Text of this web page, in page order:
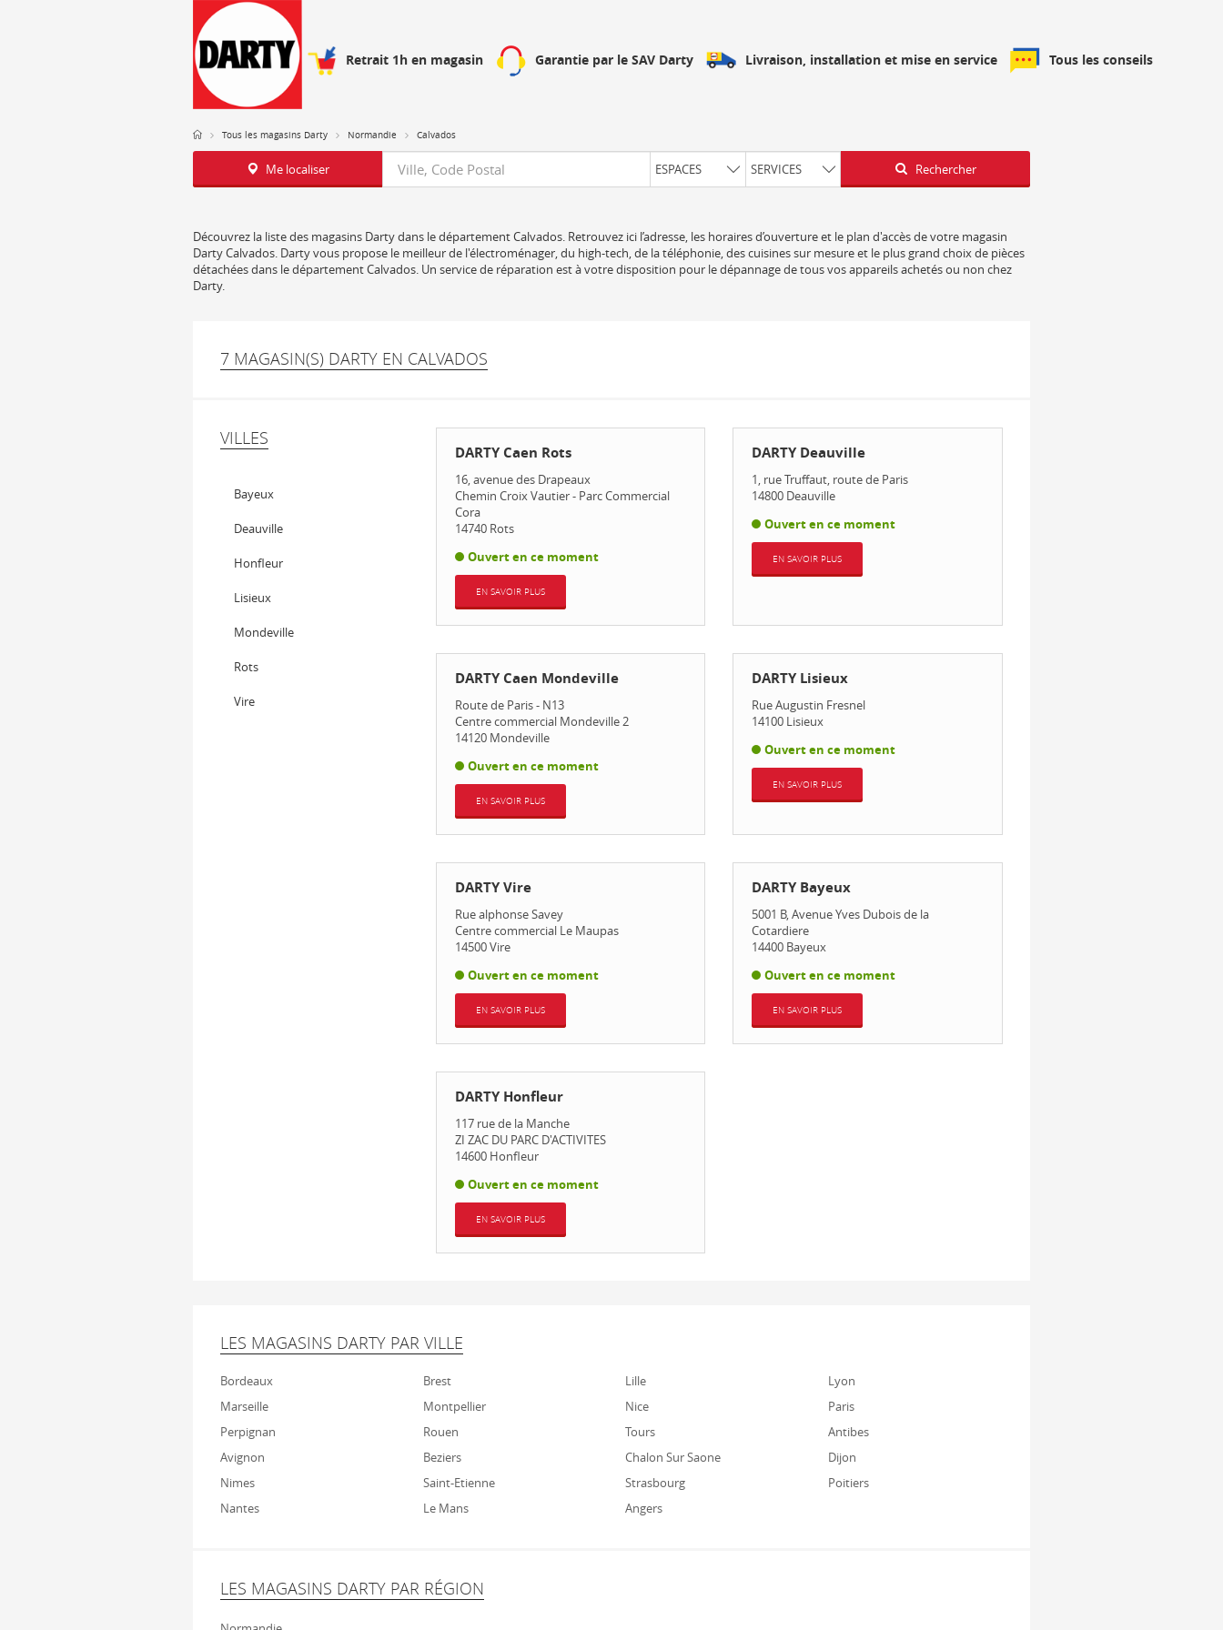
Retrait 1h en magasin Garantie par le SAV Darty Livraison, installation et mise en service Tous les conseils
Tous les magasins Darty Normandie Calvados
Me localiser Requête ESPACES SERVICES Latitude
Longitude Rechercher
Découvrez la liste des magasins Darty dans le département Calvados. Retrouvez ici l’adresse, les horaires d’ouverture et le plan d'accès de votre magasin
Darty Calvados. Darty vous propose le meilleur de l'électroménager, du high-tech, de la téléphonie, des cuisines sur mesure et le plus grand choix de pièces
détachées dans le département Calvados. Un service de réparation est à votre disposition pour le dépannage de tous vos appareils achetés ou non chez
Darty.
7 MAGASIN(S) DARTY EN CALVADOS
VILLES
Bayeux
Deauville
Honfleur
Lisieux
Mondeville
Rots
Vire
DARTY Caen Rots
16, avenue des Drapeaux
Chemin Croix Vautier - Parc Commercial
Cora
14740 Rots
Ouvert en ce moment
EN SAVOIR PLUS
DARTY Deauville
1, rue Truffaut, route de Paris
14800 Deauville
Ouvert en ce moment
EN SAVOIR PLUS
DARTY Caen Mondeville
Route de Paris - N13
Centre commercial Mondeville 2
14120 Mondeville
Ouvert en ce moment
EN SAVOIR PLUS
DARTY Lisieux
Rue Augustin Fresnel
14100 Lisieux
Ouvert en ce moment
EN SAVOIR PLUS
DARTY Vire
Rue alphonse Savey
Centre commercial Le Maupas
14500Vire
Ouvert en ce moment
EN SAVOIR PLUS
DARTY Bayeux
5001 B, Avenue Yves Dubois de la
Cotardiere
14400 Bayeux
Ouvert en ce moment
EN SAVOIR PLUS
DARTY Honfleur
117 rue de la Manche
ZI ZAC DU PARC D'ACTIVITES
14600 Honfleur
Ouvert en ce moment
EN SAVOIR PLUS
LES MAGASINS DARTY PAR VILLE
Bordeaux Brest Lille
Lyon
Marseille
Montpellier Nice
Paris
Perpignan
Rouen Tours
Antibes
Avignon
Beziers Chalon Sur Saone
Dijon
Nimes
Saint-Etienne Strasbourg
Poitiers
Nantes
Le Mans Angers
LES MAGASINS DARTY PAR RÉGION